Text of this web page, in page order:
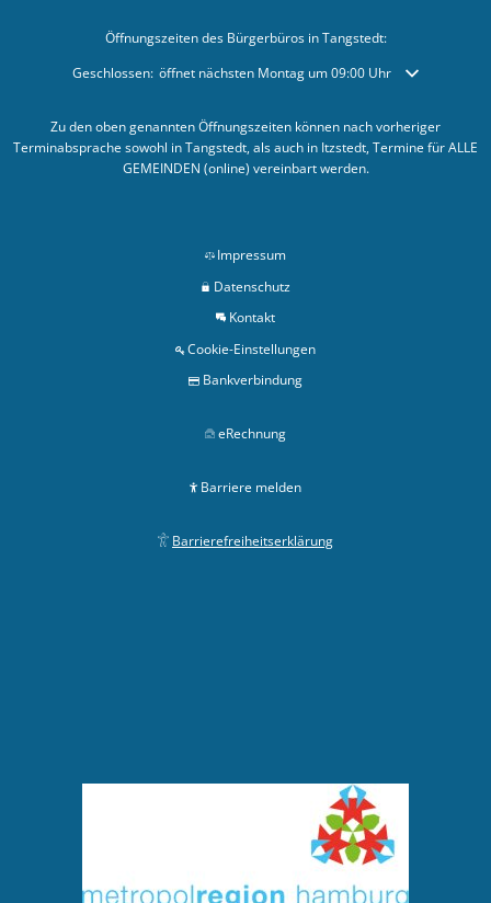
Öffnungszeiten des Bürgerbüros in Tangstedt:
Klicken, um weitere Öffnungs- oder Schließzeiten auszublenden
Geschlossen: öffnet nächsten Montag um 09:00 Uhr
Zu den oben genannten Öffnungszeiten können nach vorheriger
Terminabsprache sowohl in Tangstedt, als auch in Itzstedt, Termine für ALLE
GEMEINDEN (online) vereinbart werden.
Impressum
Datenschutz
Kontakt
Cookie-Einstellungen
Bankverbindung
eRechnung
Barriere melden
Barrierefreiheitserklärung